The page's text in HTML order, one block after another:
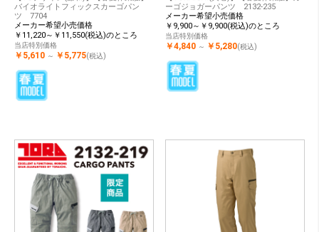
バイオライトフィックスカーゴパン
ツ 7704
メーカー希望小売価格
￥11,220～￥11,550(税込)のところ
当店特別価格
￥5,610 ～ ￥5,775(税込)
ーゴジョガーパンツ 2132-235
メーカー希望小売価格
￥9,900～￥9,900(税込)のところ
当店特別価格
￥4,840 ～ ￥5,280(税込)